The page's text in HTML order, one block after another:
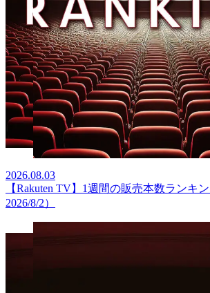
2026.08.03
【Rakuten TV】1週間の販売本数ランキ
2026/8/2）